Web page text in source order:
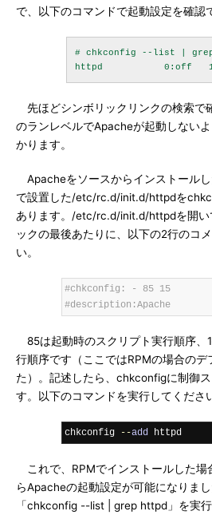
で、以下のコマンドで起動設定を確認
# chkconfig --list |
先ほどシンボリックリンクの検索で
のランレベルでApacheが起動しない
かります。
Apacheをソースからインストール
で設置した/etc/rc.d/init.d/httpdを
あります。/etc/rc.d/init.d/httpdを開い
ックの最後あたりに、以下の2行のコ
い。
#chkconfig: - 85 15
#description:Apache
85は起動時のスクリプト実行順序、
行順序です（ここではRPMの場合のデ
た）。記述したら、chkconfigに制御
す。以下のコマンドを実行してくださ
chkconfig --add httpd
これで、RPMでインストールした
らApacheの起動設定が可能になりま
「chkconfig --list | grep httpd」を実